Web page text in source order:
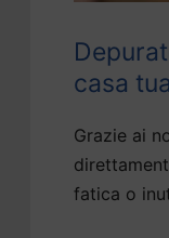
casa tua
Grazie ai
fatica o